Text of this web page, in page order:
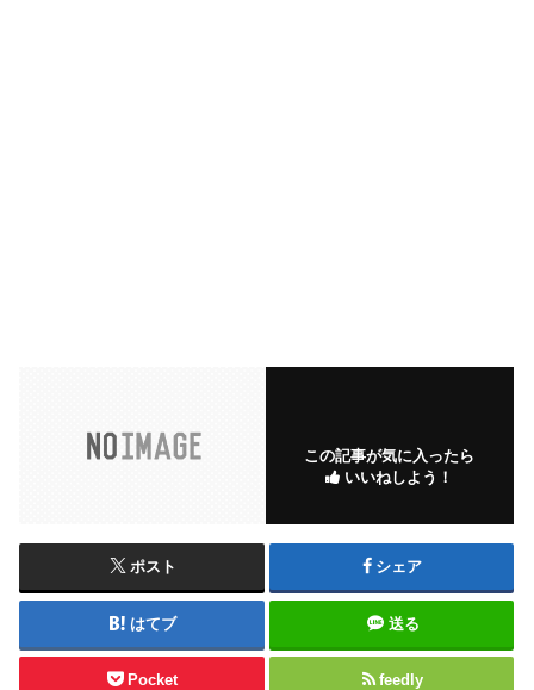
この記事が気に入ったら
いいねしよう！
ポスト シェア
はてブ 送る
Pocket feedly